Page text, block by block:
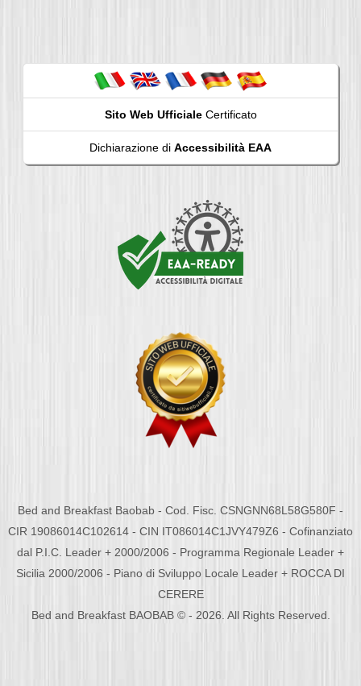
Sito Web UfficialeCertificato
Dichiarazione di Accessibilità EAA
Bed and Breakfast Baobab - Cod. Fisc. CSNGNN68L58G580F -
CIR 19086014C102614 - CIN IT086014C1JVY479Z6 - Cofinanziato
dal P.I.C. Leader + 2000/2006 - Programma Regionale Leader +
Sicilia 2000/2006 - Piano di Sviluppo Locale Leader + ROCCA DI
CERERE
Bed and Breakfast BAOBAB © - 2026. All Rights Reserved.